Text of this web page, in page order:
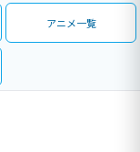
アニメ一覧